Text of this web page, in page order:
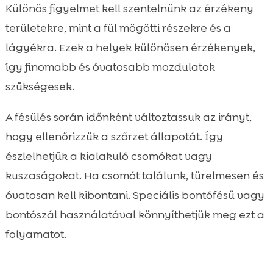
Különös figyelmet kell szentelnünk az érzékeny
területekre, mint a fül mögötti részekre és a
lágyékra. Ezek a helyek különösen érzékenyek,
így finomabb és óvatosabb mozdulatok
szükségesek.
A fésülés során időnként változtassuk az irányt,
hogy ellenőrizzük a szőrzet állapotát. Így
észlelhetjük a kialakuló csomókat vagy
kuszaságokat. Ha csomót találunk, türelmesen és
óvatosan kell kibontani. Speciális bontófésű vagy
bontószál használatával könnyíthetjük meg ezt a
folyamatot.